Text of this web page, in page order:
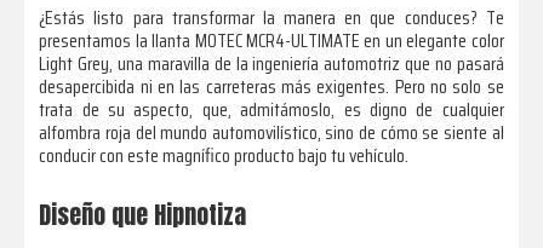
¿Estás listo para transformar la manera en que conduces? Te
presentamos la llanta MOTEC MCR4-ULTIMATE en un elegante color
Light Grey, una maravilla de la ingeniería automotriz que no pasará
desapercibida ni en las carreteras más exigentes. Pero no solo se
trata de su aspecto, que, admitámoslo, es digno de cualquier
alfombra roja del mundo automovilístico, sino de cómo se siente al
conducir con este magnífico producto bajo tu vehículo.
Diseño que Hipnotiza